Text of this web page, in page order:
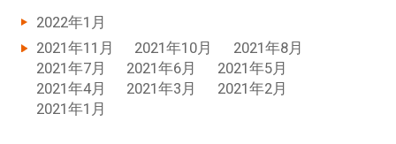
2022年1月
2021年11月
2021年10月
2021年8月
2021年7月
2021年6月
2021年5月
2021年4月
2021年3月
2021年2月
2021年1月